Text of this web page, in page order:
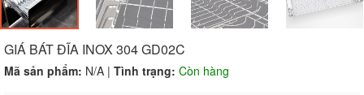
GIÁ BÁT ĐĨA INOX 304 GD02C
Mã sản phẩm: N/A | Tình trạng: Còn hàng